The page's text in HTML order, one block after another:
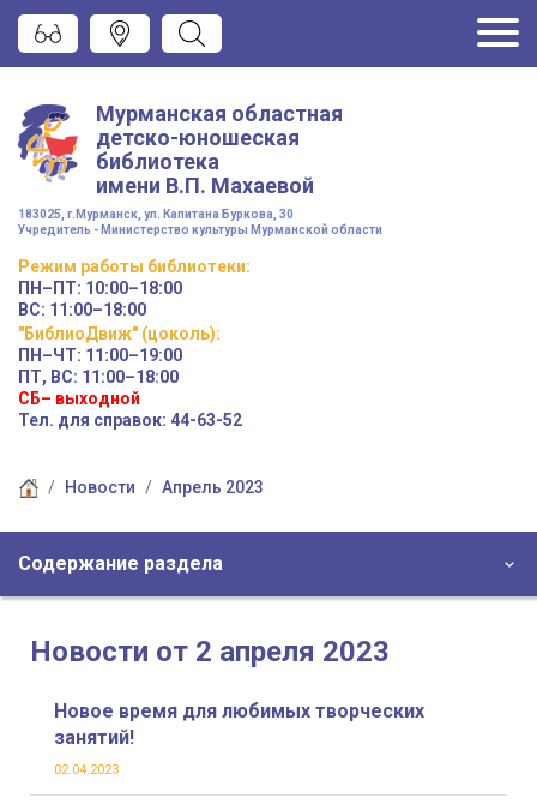
Мурманская областная
детско-юношеская
библиотека
имени В.П. Махаевой
183025, г.Мурманск, ул. Капитана Буркова, 30
Учредитель - Министерство культуры Мурманской области
Режим работы библиотеки:
ПН–ПТ: 10:00–18:00
ВС: 11:00–18:00
"БиблиоДвиж" (цоколь):
ПН–ЧТ: 11:00–19:00
ПТ, ВС: 11:00–18:00
СБ– выходной
Тел. для справок: 44-63-52
Новости Апрель 2023
Содержание раздела
Новости от 2 апреля 2023
Новое время для любимых творческих
занятий!
02.04.2023